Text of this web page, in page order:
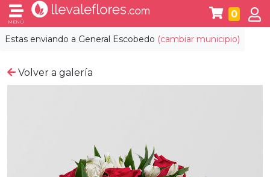
Estas enviando a General Escobedo (cambiar municipio)
MENÚ
0
Volver a galería